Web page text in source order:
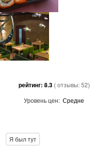
рейтинг: 8.3 ( отзывы:52)
Уровень цен: Средне
Я был тут